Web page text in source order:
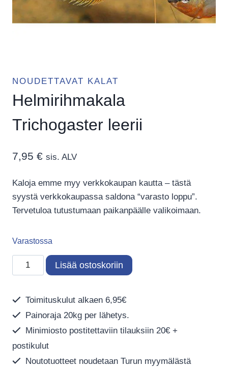
NOUDETTAVAT KALAT
Helmirihmakala
Trichogaster leerii
7,95 € sis. ALV
Kaloja emme myy verkkokaupan kautta – tästä
syystä verkkokaupassa saldona “varasto loppu”.
Tervetuloa tutustumaan paikanpäälle valikoimaan.
Varastossa
Helmirihmakala
Trichogaster
määrä
Lisää ostoskoriin
Toimituskulut alkaen 6,95€
Painoraja 20kg per lähetys.
Minimiosto postitettaviin tilauksiin 20€ +
postikulut
Noutotuotteet noudetaan Turun myymälästä